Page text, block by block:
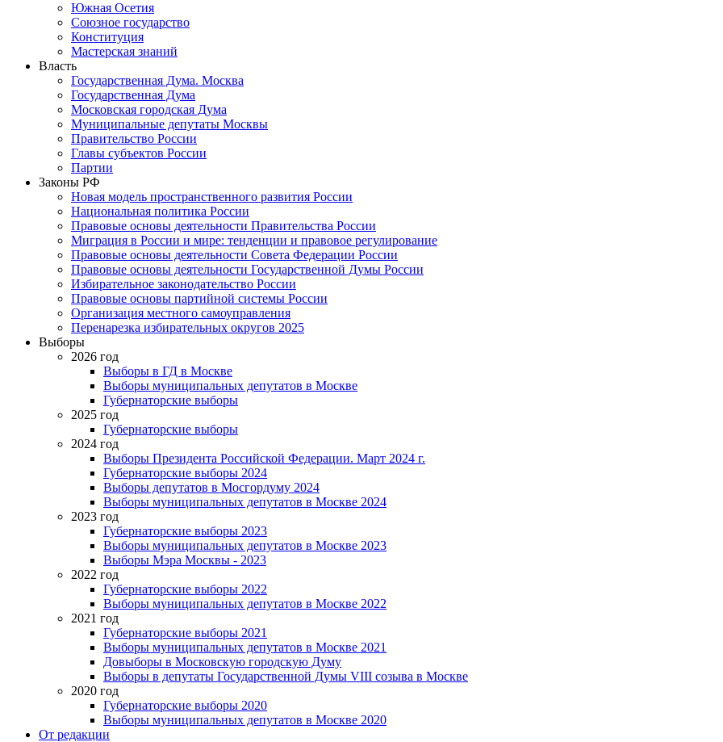
Южная Осетия
Союзное государство
Конституция
Мастерская знаний
Власть
Государственная Дума. Москва
Государственная Дума
Московская городская Дума
Муниципальные депутаты Москвы
Правительство России
Главы субъектов России
Партии
Законы РФ
Новая модель пространственного развития России
Национальная политика России
Правовые основы деятельности Правительства России
Миграция в России и мире: тенденции и правовое регулирование
Правовые основы деятельности Совета Федерации России
Правовые основы деятельности Государственной Думы России
Избирательное законодательство России
Правовые основы партийной системы России
Организация местного самоуправления
Перенарезка избирательных округов 2025
Выборы
2026 год
Выборы в ГД в Москве
Выборы муниципальных депутатов в Москве
Губернаторские выборы
2025 год
Губернаторские выборы
2024 год
Выборы Президента Российской Федерации. Март 2024 г.
Губернаторские выборы 2024
Выборы депутатов в Мосгордуму 2024
Выборы муниципальных депутатов в Москве 2024
2023 год
Губернаторские выборы 2023
Выборы муниципальных депутатов в Москве 2023
Выборы Мэра Москвы - 2023
2022 год
Губернаторские выборы 2022
Выборы муниципальных депутатов в Москве 2022
2021 год
Губернаторские выборы 2021
Выборы муниципальных депутатов в Москве 2021
Довыборы в Московскую городскую Думу
Выборы в депутаты Государственной Думы VIII созыва в Москве
2020 год
Губернаторские выборы 2020
Выборы муниципальных депутатов в Москве 2020
От редакции